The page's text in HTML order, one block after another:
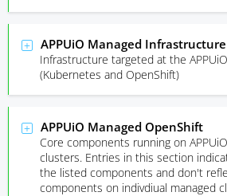
APPUiO Managed Infrastructure
Infrastructure targeted at the
(Kubernetes and OpenShift)
APPUiO Managed OpenShift
Core components running on
clusters. Entries in this section
the listed components and don't
components on indivdiual managed